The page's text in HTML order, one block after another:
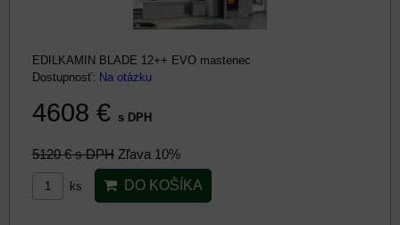
EDILKAMIN BLADE 12++ EVO mastenec
Dostupnosť: Na otázku
4608 € s DPH
5120 €s DPH Zľava 10%
ks DO KOŠÍKA